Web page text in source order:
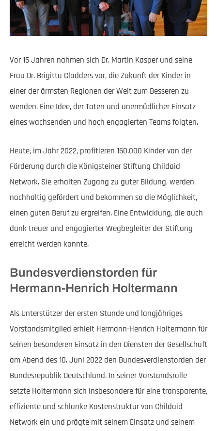
Vor 15 Jahren nahmen sich Dr. Martin Kasper und seine
Frau Dr. Brigitta Cladders vor, die Zukunft der Kinder in
einer der ärmsten Regionen der Welt zum Besseren zu
wenden. Eine Idee, der Taten und unermüdlicher Einsatz
eines wachsenden und hoch engagierten Teams folgten.
Heute, im Jahr 2022, profitieren 150.000 Kinder von der
Förderung durch die Königsteiner Stiftung Childaid
Network. Sie erhalten Zugang zu guter Bildung, werden
nachhaltig gefördert und bekommen so die Möglichkeit,
einen guten Beruf zu ergreifen. Eine Entwicklung, die auch
dank treuer und engagierter Wegbegleiter der Stiftung
erreicht werden konnte.
Bundesverdienstorden für
Hermann-Henrich Holtermann
Als Unterstützer der ersten Stunde und langjähriges
Vorstandsmitglied erhielt Hermann-Henrich Holtermann für
seinen besonderen Einsatz in den Diensten der Gesellschaft
am Abend des 10. Juni 2022 den Bundesverdienstorden der
Bundesrepublik Deutschland. In seiner Vorstandsrolle
setzte Holtermann sich insbesondere für eine transparente,
effiziente und schlanke Kostenstruktur von Childaid
Network ein und prägte mit seinem Einsatz und seinem